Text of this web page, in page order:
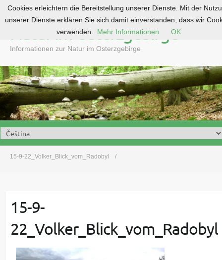
o
c
o
t
e
n
Natur im Osterzgebirge
Informationen zur Natur im Osterzgebirge
15-9-22_Volker_Blick_vom_Radobyl
15-9-
22_Volker_Blick_vom_Radobyl
Cookies erleichtern die Bereitstellung unserer Dienste. Mit der
unserer Dienste erklären Sie sich damit einverstanden, dass wir
verwenden.
Mehr Informationen OK